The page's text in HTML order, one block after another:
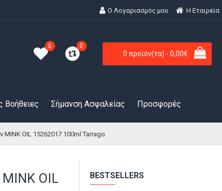
Ο Λογαριασμός μου H Εταιρεία
0 0
0 προϊόν(τα) - 0,00€
Βοήθειες Σήμανση Ασφαλείας Προσφορές
OIL 15262017 100ml Tarrago
OIL
BESTSELLERS